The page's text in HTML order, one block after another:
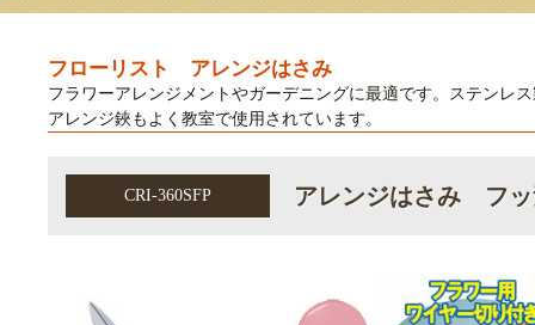
フローリスト アレンジはさみ
フラワーアレンジメントやガーデニングに最適です。ステンレ
アレンジ鋏もよく教室で使用されています。
CRI-360SFP アレンジはさみ フ